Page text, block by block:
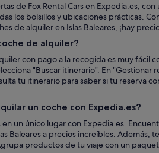
de Fox Rental Cars en Expedia.es,
los bolsillos y ubicaciones prácticas.
de alquiler en Islas Baleares, ¡hay
de alquiler?
con pago a la recogida es muy fácil
"Buscar itinerario". En "Gestionar
tu itinerario para saber si tu reserva
un coche con Expedia.es?
en un único lugar con Expedia.es.
Baleares a precios increíbles. Además,
productos de tu viaje con un